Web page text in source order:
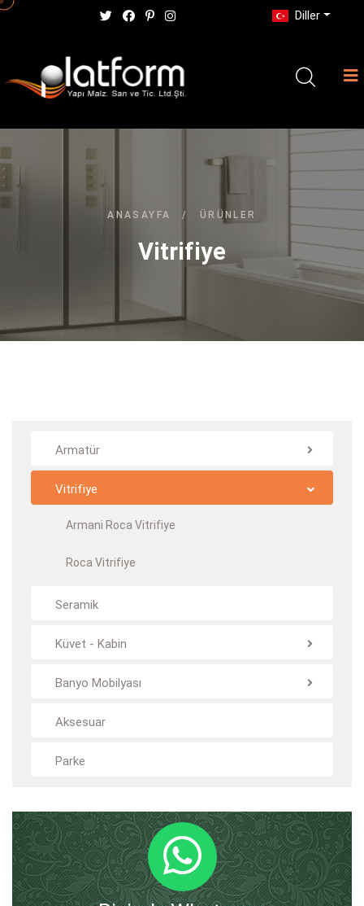
Diller
ANASAYFA / ÜRÜNLER
Vitrifiye
Armatür
Vitrifiye
Armani Roca Vitrifiye
Roca Vitrifiye
Seramik
Küvet - Kabin
Banyo Mobilyası
Aksesuar
Parke